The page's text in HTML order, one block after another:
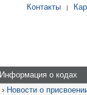
Контакты |
Информация о кодах
› Новости о